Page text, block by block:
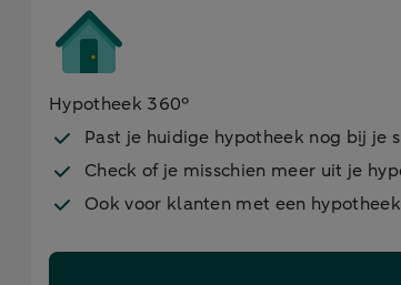
Hypotheek 360°
Past je huidige hypotheek nog bij je
Check of je misschien meer uit je
Ook voor klanten met een